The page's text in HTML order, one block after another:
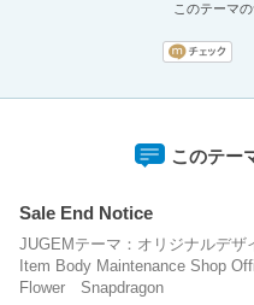
このテーマ
このテー
Sale End Notice
JUGEMテーマ：オリジナルデザ
Item Body Maintenance Shop
Flower Snapdragon